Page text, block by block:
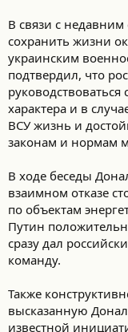
В связи с
сохранить жизни
украинским
подтвердил, что
характера и в
ВСУ жизнь и
законам и нормам
В ходе беседы
взаимном отказе
по объектам
Путин
сразу дал
команду.
Также
высказанную
известной